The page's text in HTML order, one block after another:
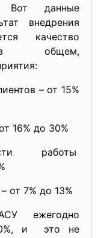
Вот данные
внедрения
качество
общем,
– от 15%
16% до 30%
работы
от 7% до 13%
ежегодно
и это не